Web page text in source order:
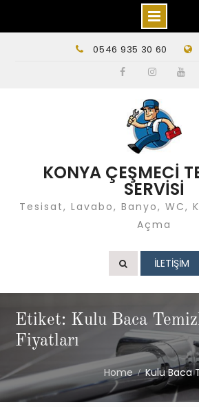
0546 935 30 60
KONYA ÇEŞMECİ
SERVİSİ
Tesisat, Lavabo, Banyo, WC,
Açma
İLETİŞİM
Etiket: Kulu Baca
Fiyatları
Home Kulu Baca